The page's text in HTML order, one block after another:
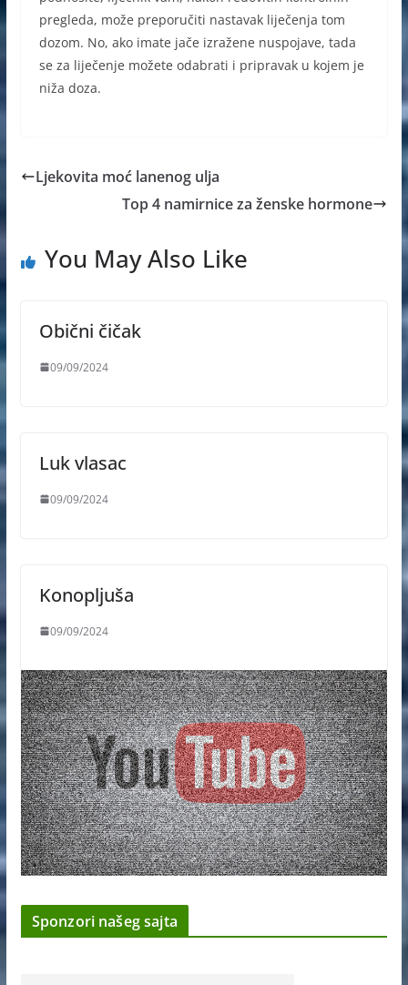
pregleda, može preporučiti nastavak liječenja tom
dozom. No, ako imate jače izražene nuspojave, tada
se za liječenje možete odabrati i pripravak u kojem je
niža doza.
Ljekovita moć lanenog ulja
Top 4 namirnice za ženske hormone
You May Also Like
Obični čičak
09/09/2024
Luk vlasac
09/09/2024
Konopljuša
09/09/2024
Sponzori našeg sajta